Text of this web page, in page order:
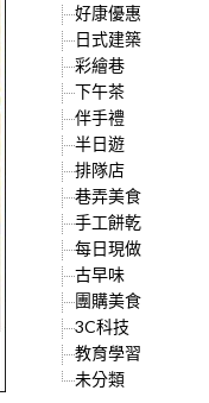
好康優惠
日式建築
彩繪巷
下午茶
伴手禮
半日遊
排隊店
巷弄美食
手工餅乾
每日現做
古早味
團購美食
3C科技
教育學習
未分類